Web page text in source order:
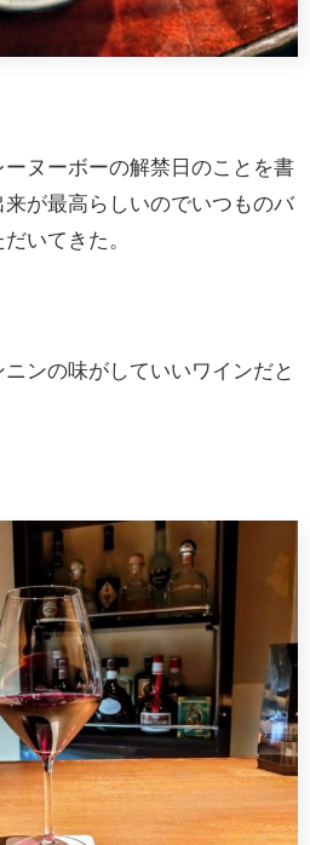
ヌーボーの解禁日のことを書
が最高らしいのでいつものバ
いてきた。
ンの味がしていいワインだと